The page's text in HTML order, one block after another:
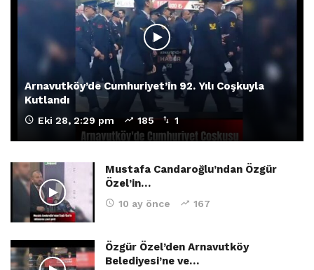
Arnavutköy’de Cumhuriyet’in 92. Yılı Coşkuyla
Kutlandı
Eki 28, 2:29 pm 185 1
Mustafa Candaroğlu’ndan Özgür
Özel’in…
10 ay önce 167
Özgür Özel’den Arnavutköy
Belediyesi’ne ve…